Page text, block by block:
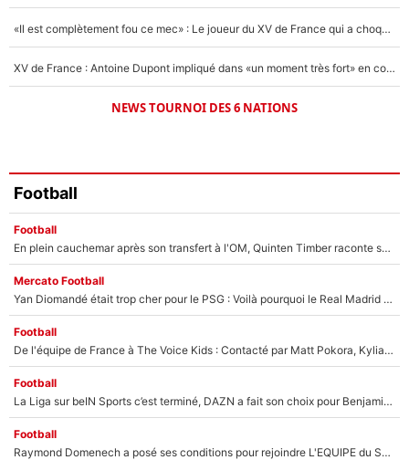
«Il est complètement fou ce mec» : Le joueur du XV de France qui a choqué Matthieu Jalibert !
XV de France : Antoine Dupont impliqué dans «un moment très fort» en coulisses
NEWS TOURNOI DES 6 NATIONS
Football
Football
En plein cauchemar après son transfert à l'OM, Quinten Timber raconte ses doutes après sa signature à Marseille
Mercato Football
Yan Diomandé était trop cher pour le PSG : Voilà pourquoi le Real Madrid a accepté de payer la somme record de 140M€ pour boucler son transfert !
Football
De l'équipe de France à The Voice Kids : Contacté par Matt Pokora, Kylian Mbappé a accepté de jouer un rôle inédit sur TF1 !
Football
La Liga sur beIN Sports c’est terminé, DAZN a fait son choix pour Benjamin Da Silva et Omar Da Fonseca !
Football
Raymond Domenech a posé ses conditions pour rejoindre L'EQUIPE du Soir : Il refuse de faire l'émission avec un autre chroniqueur !